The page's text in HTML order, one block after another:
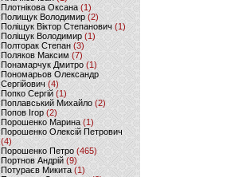
Плотнікова Оксана (1)
Полищук Володимир(2)
Поліщук Віктор Степанович(1)
Поліщук Володимир (1)
Полторак Степан(3)
Поляков Максим (7)
Понамарчук Дмитро (1)
Пономарьов Олександр
Сергійович(4)
Попко Сергій (1)
Поплавський Михайло (2)
Попов Ігор(2)
Порошенко Марина (1)
Порошенко Олексій Петрович
(4)
Порошенко Петро (465)
Портнов Андрій (9)
Потураєв Микита(1)